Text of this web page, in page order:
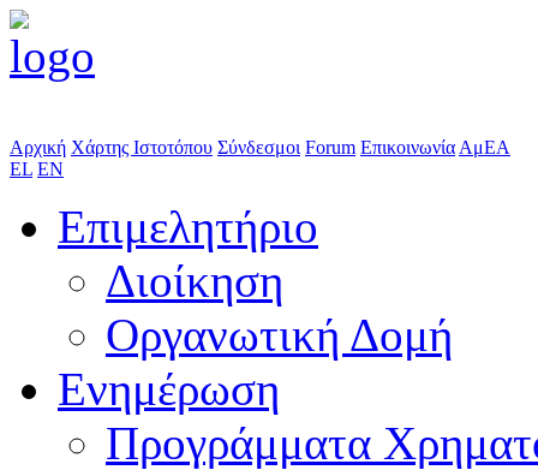
Αρχική Χάρτης Ιστοτόπου Σύνδεσμοι Forum Επικοινωνία ΑμΕΑ
EL EN
Επιμελητήριο
Διοίκηση
Οργανωτική Δομή
Ενημέρωση
Προγράμματα